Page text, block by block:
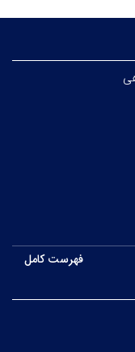
فهرست کامل